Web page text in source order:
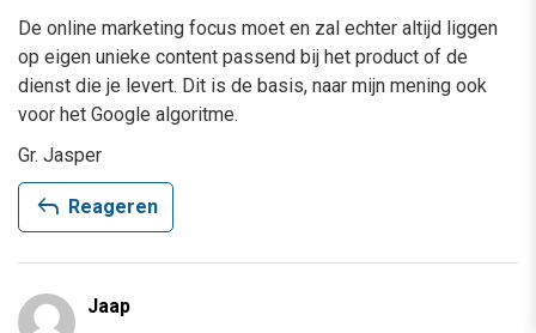
De online marketing focus moet en zal echter altijd liggen
op eigen unieke content passend bij het product of de
dienst die je levert. Dit is de basis, naar mijn mening ook
voor het Google algoritme.
Gr. Jasper
reply Reageren
Jaap